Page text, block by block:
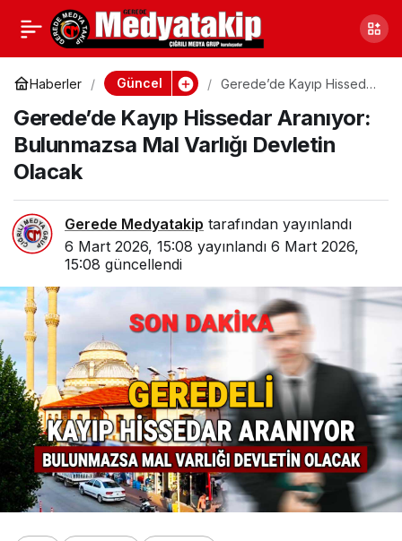
Haberler Güncel
Gerede’de Kayıp Hissedar
Varlığı Devletin Olacak
Gerede’de Kayıp Hissedar Aranıyor:
Bulunmazsa Mal Varlığı Devletin
Olacak
Gerede Medyatakip tarafından yayınlandı
6 Mart 2026, 15:08 yayınlandı 6 Mart 2026,
15:08 güncellendi
Bolu’da Kavşak Kazası:
Motosiklet Sürücüsü
Yaralandı
Paylaş